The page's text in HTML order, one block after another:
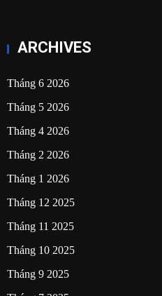
ARCHIVES
Tháng 6 2026
Tháng 5 2026
Tháng 4 2026
Tháng 2 2026
Tháng 1 2026
Tháng 12 2025
Tháng 11 2025
Tháng 10 2025
Tháng 9 2025